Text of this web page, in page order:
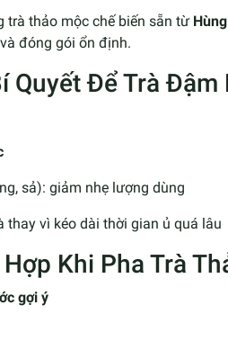
trà thảo mộc chế biến sẵn từ
đóng gói ổn định.
Quyết Để Trà
sả): giảm nhẹ lượng dùng
thay vì kéo dài thời gian ủ quá lâu
Khi Pha Trà
gợi ý